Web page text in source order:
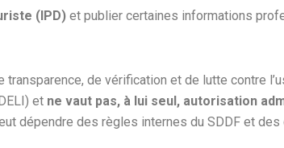
(IPD) et publier certaines informations
de vérification et de lutte contre
et ne vaut pas, à lui seul, autorisation
dépendre des règles internes du SDDF et